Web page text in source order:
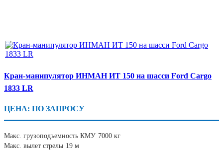
Кран-манипулятор ИНМАН ИТ 150 на шасси Ford Cargo
1833 LR
ЦЕНА: ПО ЗАПРОСУ
Макс. грузоподъемность КМУ 7000 кг
Макс. вылет стрелы 19 м